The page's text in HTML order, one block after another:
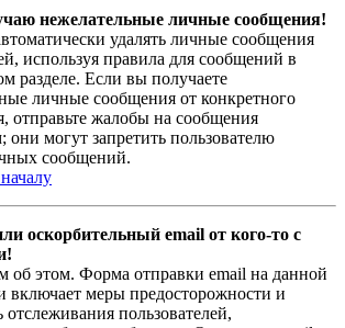
нежелательные личные сообщения!
удалять личные сообщения
используя правила для сообщений в
разделе. Если вы получаете
личные сообщения от конкретного
отправьте жалобы на сообщения
они могут запретить пользователю
сообщений.
оскорбительный email от кого-то с
об этом. Форма отправки email на данной
включает меры предосторожности и
отслеживания пользователей,